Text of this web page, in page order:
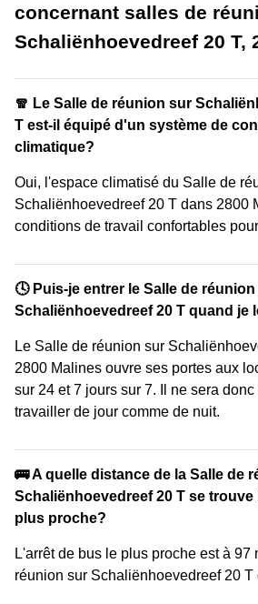
concernant salles de
Schaliënhoevedreef 20 T,
🧣 Le Salle de réunion sur
T est-il équipé d'un système de
climatique?
Oui, l'espace climatisé du Salle de
Schaliënhoevedreef 20 T dans 2800
conditions de travail confortables
🕓 Puis-je entrer le Salle de
Schaliënhoevedreef 20 T quand je
Le Salle de réunion sur
2800 Malines ouvre ses portes aux
sur 24 et 7 jours sur 7. Il ne sera
travailler de jour comme de nuit.
🚌 A quelle distance de la Salle de
Schaliënhoevedreef 20 T se
plus proche?
L'arrêt de bus le plus proche est à 97
réunion sur Schaliënhoevedreef 20